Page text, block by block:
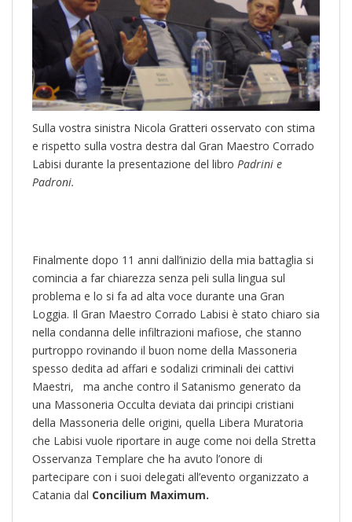
Sulla vostra sinistra Nicola Gratteri osservato con stima
e rispetto sulla vostra destra dal Gran Maestro Corrado
Labisi durante la presentazione del libro Padrini e
Padroni.
Finalmente dopo 11 anni dall’inizio della mia battaglia si
comincia a far chiarezza senza peli sulla lingua sul
problema e lo si fa ad alta voce durante una Gran
Loggia. Il Gran Maestro Corrado Labisi è stato chiaro sia
nella condanna delle infiltrazioni mafiose, che stanno
purtroppo rovinando il buon nome della Massoneria
spesso dedita ad affari e sodalizi criminali dei cattivi
Maestri, ma anche contro il Satanismo generato da
una Massoneria Occulta deviata dai principi cristiani
della Massoneria delle origini, quella Libera Muratoria
che Labisi vuole riportare in auge come noi della Stretta
Osservanza Templare che ha avuto l’onore di
partecipare con i suoi delegati all’evento organizzato a
Catania dal Concilium Maximum.